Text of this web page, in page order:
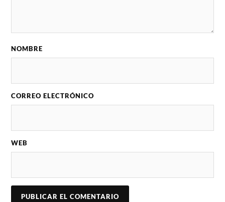
NOMBRE
CORREO ELECTRÓNICO
WEB